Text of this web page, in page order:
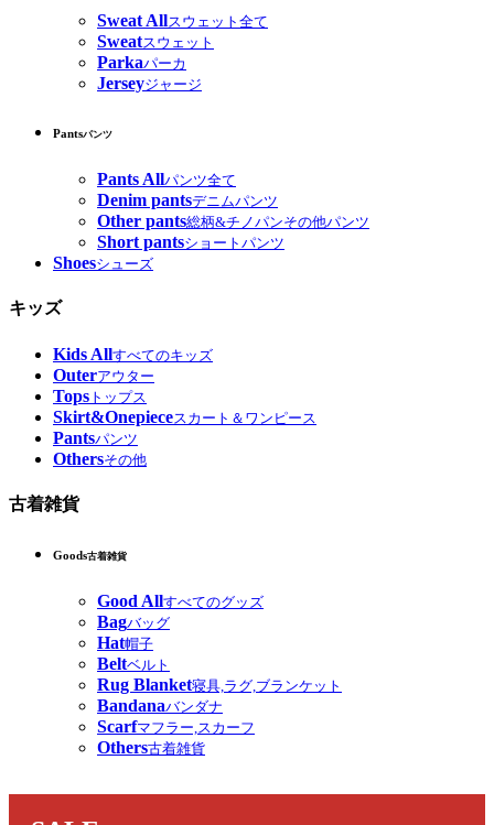
Sweat Allスウェット全て
Sweatスウェット
Parkaパーカ
Jerseyジャージ
Pantsパンツ
Pants Allパンツ全て
Denim pantsデニムパンツ
Other pants総柄&チノパンその他パンツ
Short pantsショートパンツ
Shoesシューズ
キッズ
Kids Allすべてのキッズ
Outerアウター
Tops トップス
Skirt&Onepieceスカート＆ワンピース
Pantsパンツ
Othersその他
古着雑貨
Goods古着雑貨
Good Allすべてのグッズ
Bagバッグ
Hat帽子
Beltベルト
Rug Blanket寝具,ラグ,ブランケット
Bandanaバンダナ
Scarfマフラー,スカーフ
Others古着雑貨